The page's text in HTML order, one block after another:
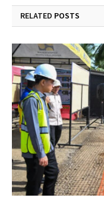
RELATED POSTS